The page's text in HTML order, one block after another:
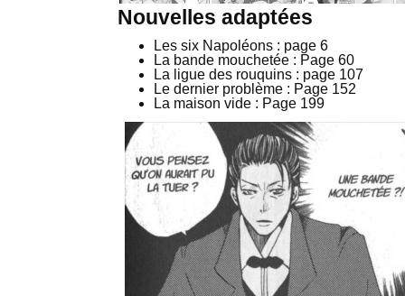
Nouvelles adaptées
Les six Napoléons : page 6
La bande mouchetée : Page 60
La ligue des rouquins : page 107
Le dernier problème : Page 152
La maison vide : Page 199